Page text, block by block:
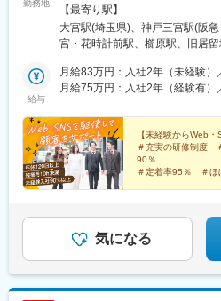
ます。
■組織構成
配属部署の人数：5名（部長1名、
平均年齢：30～50代、男女比＝5
★これまで当社の様々なイベント
す。
■働きやすさ
・土日祝休み ※イベントの状況
が、その場合は必ず振替休日を
・リモート勤務相談可 ※入社後
インとなります。
◆当社の特徴
・KADOKAWAグループの中核
勤務地
ィス10月オープン予定◆※博多駅
米オフィスでの勤務となります
県神戸市中央区三宮町1-4-8 THE
ノ宮」駅より徒歩5分・神戸新交
たまオフィス】★積極採用中埼玉
留米オフィス】福岡県久留米市
クエア 7階・西鉄電車「西鉄久
も、ほとんど濡れることなく、
OK【オフィスの移転について】
能な広々とした拠点に移転しま
も最高です♪
【最寄り駅】
大宮駅(埼玉県)、神戸三宮駅(阪
宮・花時計前駅、櫛原駅、旧居
給与
月給83万円：入社2年（未経験）
月給75万円：入社2年（経験有）
【未経験からWeb
＃充実の研修制度
90％
＃定着率95％ ＃ほ
気になる